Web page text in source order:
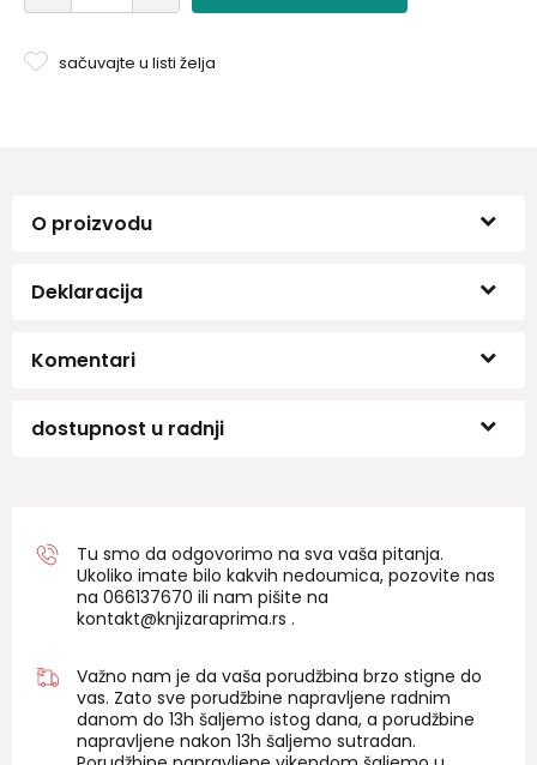
sačuvajte u listi želja
O proizvodu
Deklaracija
Komentari
dostupnost u radnji
Tu smo da odgovorimo na sva vaša pitanja.
Ukoliko imate bilo kakvih nedoumica, pozovite nas
na 066137670 ili nam pišite na
kontakt@knjizaraprima.rs .
Važno nam je da vaša porudžbina brzo stigne do
vas. Zato sve porudžbine napravljene radnim
danom do 13h šaljemo istog dana, a porudžbine
napravljene nakon 13h šaljemo sutradan.